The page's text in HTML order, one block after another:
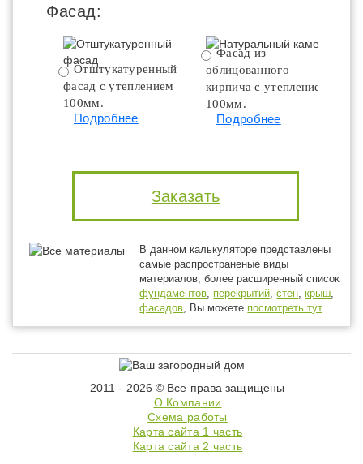
Фасад:
Отштукатуренный
фасад с утеплением
100мм.
Подробнее
Фасад из
облицованного
кирпича с утеплением
100мм.
Подробнее
Заказать
В данном калькуляторе представлены
самые распространеные виды
материалов, более расширенный список
фундаментов, перекрытий,стен,крыш,
фасадов, Вы можете посмотреть тут.
2011 - 2026 © Все права защищены
О Компании
Схема работы
Карта сайта 1 часть
Карта сайта 2 часть